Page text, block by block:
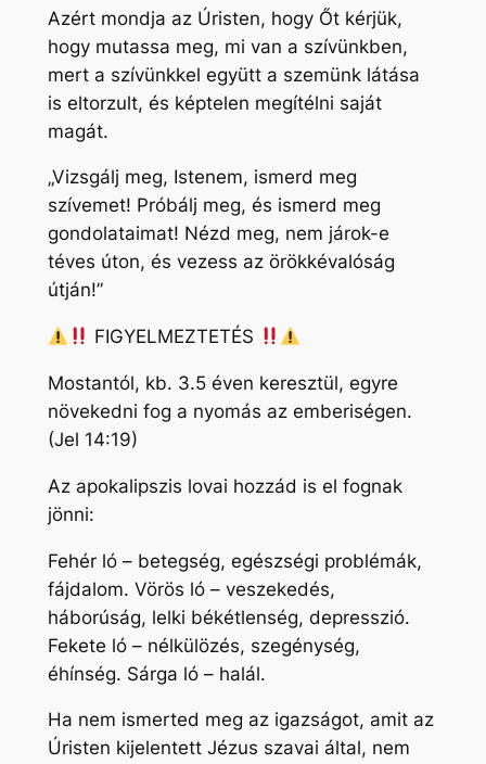
Azért mondja az Úristen, hogy Őt kérjük,
hogy mutassa meg, mi van a szívünkben,
mert a szívünkkel együtt a szemünk látása
is eltorzult, és képtelen megítélni saját
magát.
„Vizsgálj meg, Istenem, ismerd meg
szívemet! Próbálj meg, és ismerd meg
gondolataimat! Nézd meg, nem járok-e
téves úton, és vezess az örökkévalóság
útján!”
FIGYELMEZTETÉS
Mostantól, kb. 3.5 éven keresztül, egyre
növekedni fog a nyomás az emberiségen.
(Jel 14:19)
Az apokalipszis lovai hozzád is el fognak
jönni:
Fehér ló – betegség, egészségi problémák,
fájdalom. Vörös ló – veszekedés,
háborúság, lelki békétlenség, depresszió.
Fekete ló – nélkülözés, szegénység,
éhínség. Sárga ló – halál.
Ha nem ismerted meg az igazságot, amit az
Úristen kijelentett Jézus szavai által, nem